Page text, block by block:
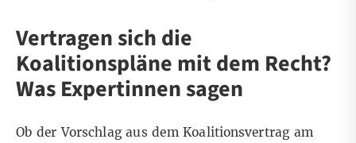
Vertragen sich die
Koalitionspläne mit dem Recht?
Was Expertinnen sagen
Ob der Vorschlag aus dem Koalitionsvertrag am